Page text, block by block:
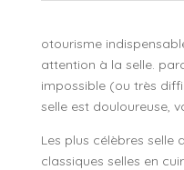
otourisme
attention à la selle.
impossible (ou très
selle est douloureuse,
Les plus célèbres selle
classiques selles en